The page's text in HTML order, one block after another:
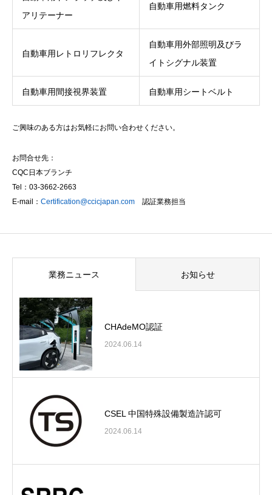
アリテーナー
自動車用燃料タンク
自動車用レトロリフレクタ
自動車用外部照明及びラ
イトシグナル装置
自動車用間接視界装置 自動車用シートベルト
ご興味のある方はお気軽にお問い合わせください。
お問合せ先：
CQC日本ブランチ
Tel：03-3662-2663
E-mail： Certification@ccicjapan.com 認証業務担当
業務ニュース お知らせ
CHAdeMO認証
2024.06.14
CSEL 中国特殊設備製造許認可
2024.06.14